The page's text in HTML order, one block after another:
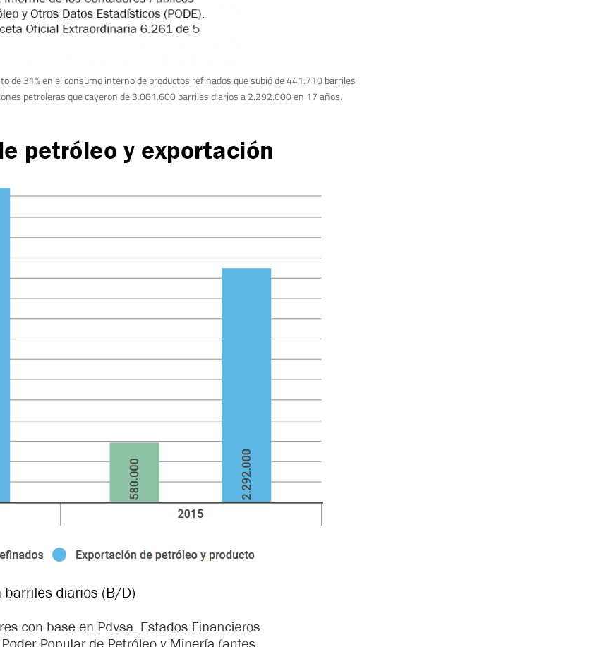
de 31% en el consumo interno de productos refinados que subió de 441.710 barriles
petroleras que cayeron de 3.081.600 barriles diarios a 2.292.000 en 17 años.